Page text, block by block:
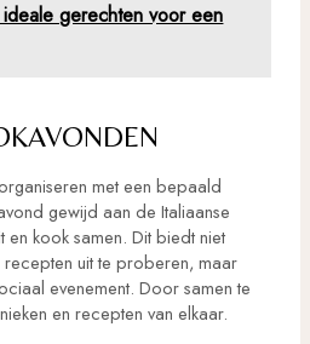
gerechten voor een
met een bepaald
gewijd aan de Italiaanse
en kook samen. Dit biedt niet
uit te proberen, maar
evenement. Door samen te
en recepten van elkaar.